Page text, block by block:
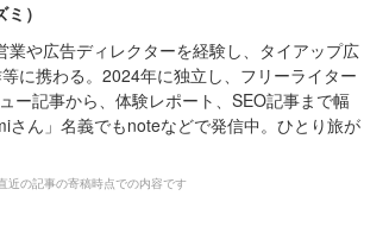
）
業や広告ディレクターを経験し、タイアップ広
に携わる。2024年に独立し、フリーライター
ー記事から、体験レポート、SEO記事まで幅
さん」名義でもnoteなどで発信中。ひとり旅が
近の記事の寄稿時点での内容です